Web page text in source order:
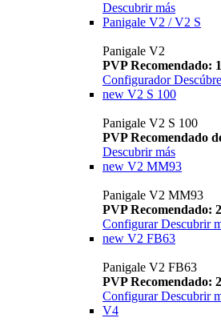
Descubrir más
Panigale V2 / V2 S
Panigale V2
PVP Recomendado:
Configurador
new V2 S 100
Panigale V2 S 100
PVP Recomendado
Descubrir más
new V2 MM93
Panigale V2 MM93
PVP Recomendado:
Configurar Descubrir
new V2 FB63
Panigale V2 FB63
PVP Recomendado:
Configurar Descubrir
V4